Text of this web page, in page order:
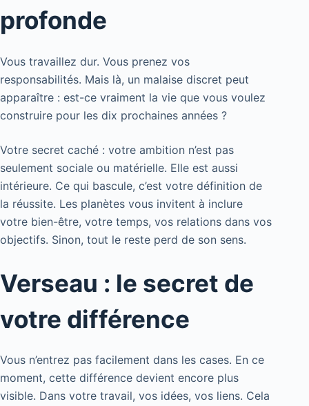
profonde
Vous travaillez dur. Vous prenez vos
responsabilités. Mais là, un malaise discret peut
apparaître : est-ce vraiment la vie que vous voulez
construire pour les dix prochaines années ?
Votre secret caché : votre ambition n’est pas
seulement sociale ou matérielle. Elle est aussi
intérieure. Ce qui bascule, c’est votre définition de
la réussite. Les planètes vous invitent à inclure
votre bien-être, votre temps, vos relations dans vos
objectifs. Sinon, tout le reste perd de son sens.
Verseau : le secret de
votre différence
Vous n’entrez pas facilement dans les cases. En ce
moment, cette différence devient encore plus
visible. Dans votre travail, vos idées, vos liens. Cela